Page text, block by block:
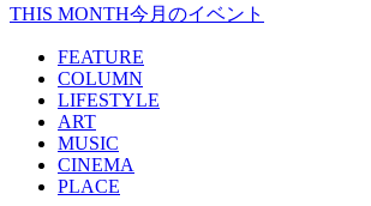
THIS MONTH今月のイベント
FEATURE
COLUMN
LIFESTYLE
ART
MUSIC
CINEMA
PLACE